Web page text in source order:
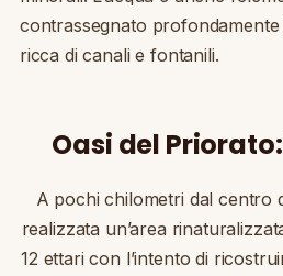
contrassegnato
ricca di canali e fontanili.
Oasi del
A pochi chilometri dal centro
realizzata un’area
12 ettari con l’intento di